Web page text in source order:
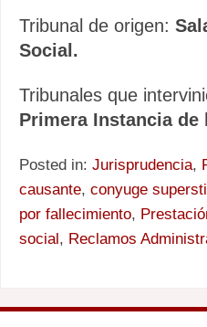
Tribunal de origen:
Social.
Tribunales que
Primera Instancia de
Posted in: Jurisprudencia,
causante, conyuge
por fallecimiento,
social, Reclamos